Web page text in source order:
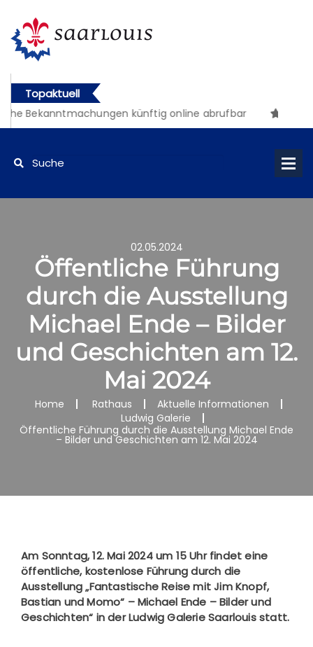
Topaktuell
Bekanntmachungen künftig online abrufbar
02.05.2024
Öffentliche Führung
durch die Ausstellung
Michael Ende – Bilder
und Geschichten am 12.
Mai 2024
Home Rathaus
Aktuelle Informationen
Ludwig Galerie
Öffentliche Führung durch die Ausstellung Michael Ende
– Bilder und Geschichten am 12. Mai 2024
Am Sonntag, 12. Mai 2024 um 15 Uhr findet eine
öffentliche, kostenlose Führung durch die
Ausstellung „Fantastische Reise mit Jim Knopf,
Bastian und Momo“ – Michael Ende – Bilder und
Geschichten“ in der Ludwig Galerie Saarlouis statt.